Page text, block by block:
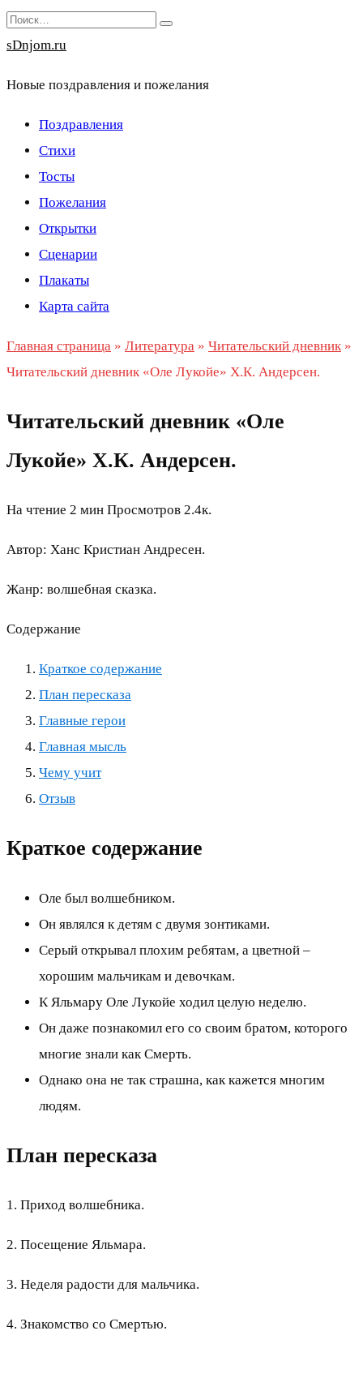
Перейти
к
Search
for:
sDnjom.ru
Новые поздравления и пожелания
Поздравления
Стихи
Тосты
Пожелания
Открытки
Сценарии
Плакаты
Карта сайта
Главная страница » Литература » Читательский дневник »
Читательский дневник «Оле Лукойе» Х.К. Андерсен.
Читательский дневник «Оле
Лукойе» Х.К. Андерсен.
На чтение 2 мин Просмотров 2.4к.
Автор: Ханс Кристиан Андресен.
Жанр: волшебная сказка.
Содержание
Краткое содержание
План пересказа
Главные герои
Главная мысль
Чему учит
Отзыв
Краткое содержание
Оле был волшебником.
Он являлся к детям с двумя зонтиками.
Серый открывал плохим ребятам, а цветной –
хорошим мальчикам и девочкам.
К Яльмару Оле Лукойе ходил целую неделю.
Он даже познакомил его со своим братом, которого
многие знали как Смерть.
Однако она не так страшна, как кажется многим
людям.
План пересказа
1. Приход волшебника.
2. Посещение Яльмара.
3. Неделя радости для мальчика.
4. Знакомство со Смертью.